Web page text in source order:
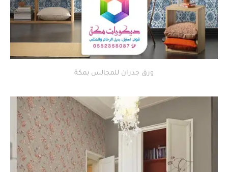
ورق جدران للمجالس بمكة